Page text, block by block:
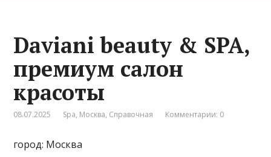
Daviani beauty & SPA,
премиум салон
красоты
08.07.2025 Spa, Москва, Справочная Комментарии: 0
город: Москва